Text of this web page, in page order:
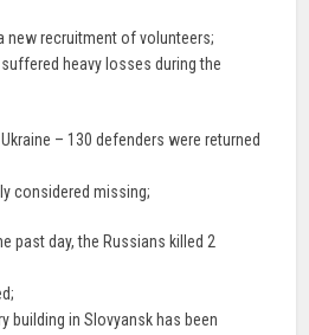
new recruitment of volunteers;
heavy losses during the
– 130 defenders were returned
considered missing;
past day, the Russians killed 2
building in Slovyansk has been